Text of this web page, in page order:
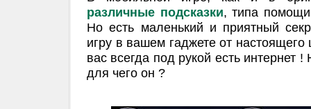
различные подсказки, типа помощи
Но есть маленький и приятный
игру в вашем гаджете от
вас всегда под рукой есть интернет
для чего он ?